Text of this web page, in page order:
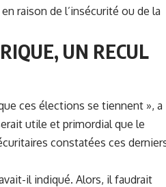
raison de l’insécurité ou de la
UN RECUL
ces élections se tiennent », a
utile et primordial que le
constatées ces
il indiqué. Alors, il faudrait